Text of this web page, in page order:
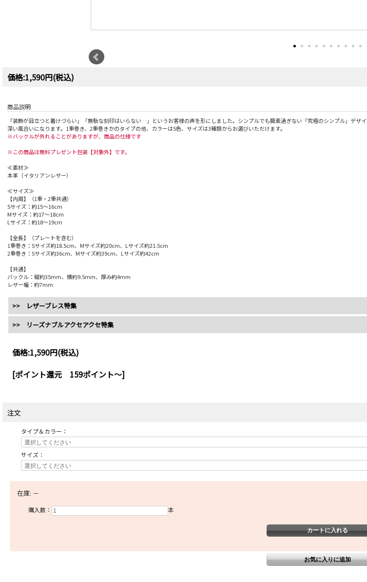
価格:1,590円(税込)
商品説明
「装飾が目立つと着けづらい」「無駄な刻印はいらない…」というお客様の声を形にしました。シンプルでも簡素過ぎない「究極のシンプル」デ
深い風合いになります。1重巻き、2重巻きかのタイプの他、カラーは5色、サイズは3種類からお選びいただけます。
※バックルが外れることがありますが、商品の仕様です
※この商品は無料プレゼント包装【対象外】です。
≪素材≫
本革（イタリアンレザー）
≪サイズ≫
【内周】（1重・2重共通）
Sサイズ：約15～16cm
Mサイズ：約17～18cm
Lサイズ：約18～19cm
【全長】（プレートを含む）
1重巻き：Sサイズ約18.5cm、Mサイズ約20cm、Lサイズ約21.5cm
2重巻き：Sサイズ約36cm、Mサイズ約39cm、Lサイズ約42cm
【共通】
バックル：縦約35mm、横約9.5mm、厚み約4mm
レザー幅：約7mm
>> レザーブレス特集
>> リーズナブルアクセアクセ特集
価格:1,590円(税込)
[ポイント還元 159ポイント～]
注文
タイプ＆カラー：
サイズ：
在庫: －
購入数： 本